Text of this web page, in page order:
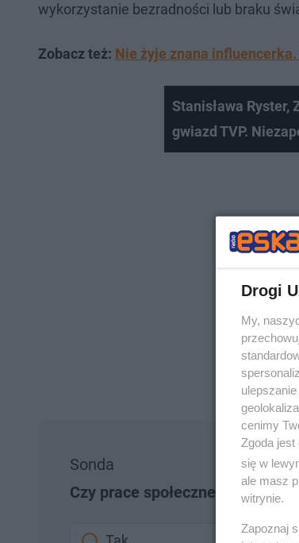
wykorzystanie bezradności lub braku
Zobacz też: Nie żyje znana
Stanisława
gwiazd TVP.
Sonda
Czy prace społeczne są
Drogi
My,
cenimy
Zgoda
się w
ale masz
witrynie.
Zapoznaj